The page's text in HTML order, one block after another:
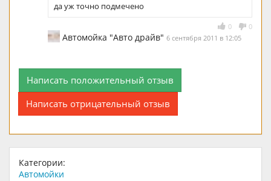
да уж точно подмечено
0 0
Автомойка "Авто драйв" 6 сентября 2011 в 12:05
Написать положительный отзыв
Написать отрицательный отзыв
Категории:
Автомойки